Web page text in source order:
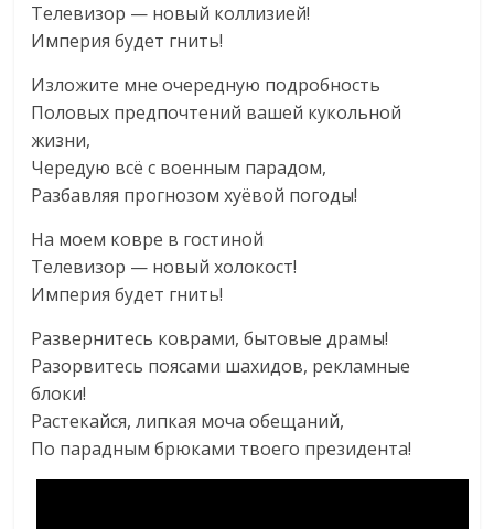
Телевизор — новый коллизией!
Империя будет гнить!
Изложите мне очередную подробность
Половых предпочтений вашей кукольной
жизни,
Чередую всё с военным парадом,
Разбавляя прогнозом хуёвой погоды!
На моем ковре в гостиной
Телевизор — новый холокост!
Империя будет гнить!
Развернитесь коврами, бытовые драмы!
Разорвитесь поясами шахидов, рекламные
блоки!
Растекайся, липкая моча обещаний,
По парадным брюками твоего президента!